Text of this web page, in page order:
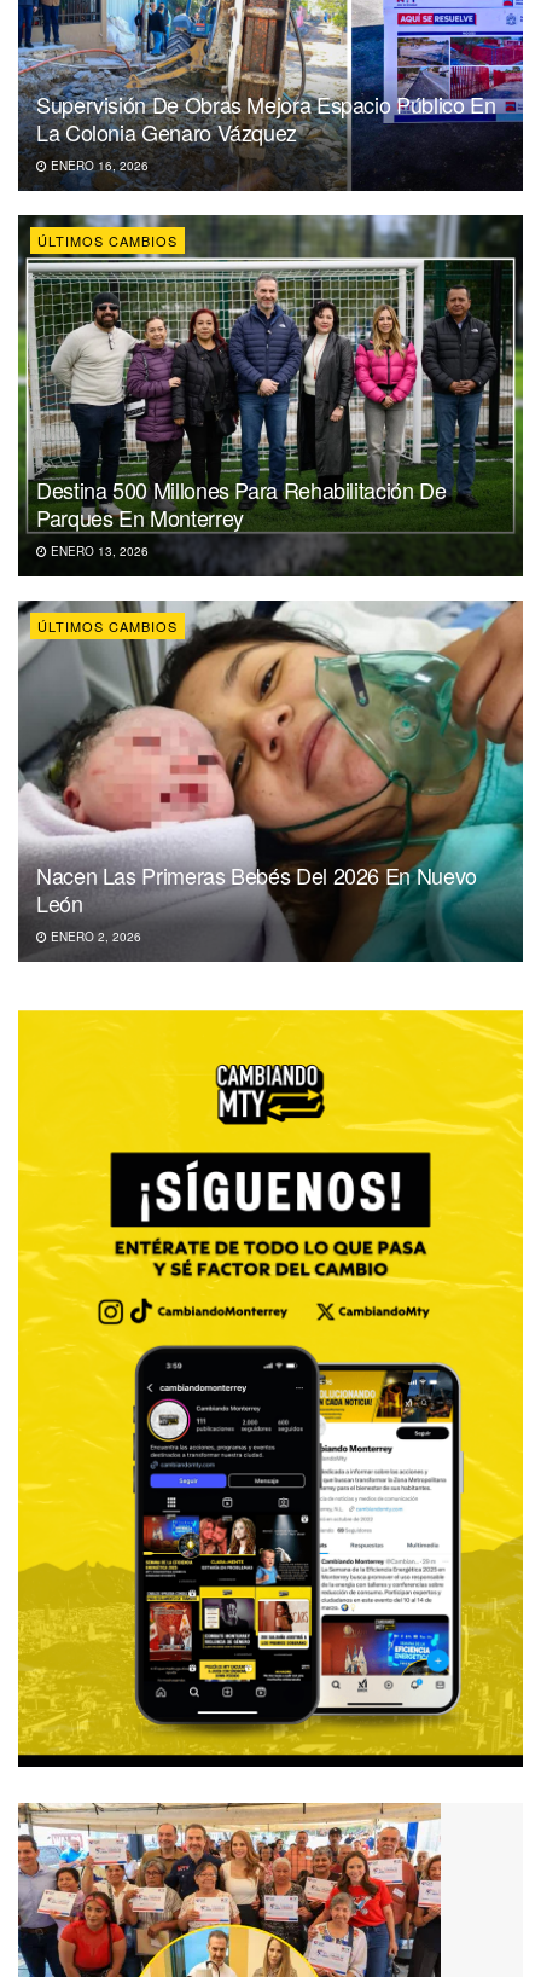
Supervisión De Obras Mejora Espacio Público En
La Colonia Genaro Vázquez
ENERO 16, 2026
ÚLTIMOS CAMBIOS
Destina 500 Millones Para Rehabilitación De
Parques En Monterrey
ENERO 13, 2026
ÚLTIMOS CAMBIOS
Nacen Las Primeras Bebés Del 2026 En Nuevo
León
ENERO 2, 2026